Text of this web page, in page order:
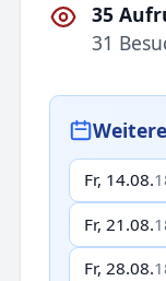
35
31
Fr, 14.08.
Fr, 21.08.
Fr, 28.08.